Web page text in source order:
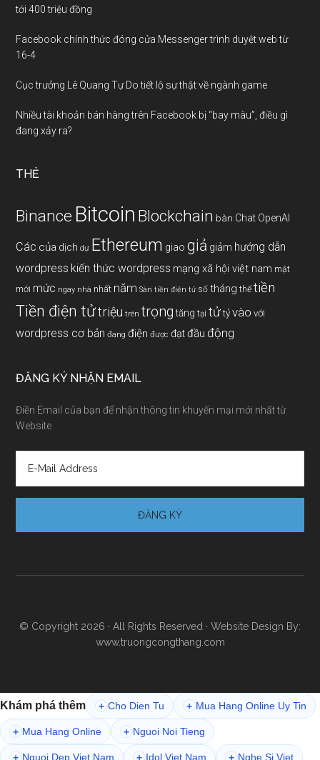
tới 400 triệu đồng
Facebook chính thức đóng cửa Messenger trình duyệt web từ
16-4
Cục trưởng Lê Quang Tự Do tiết lộ sự thật về ngành game
Nhiều tài khoản bán hàng trên Facebook bị “bay màu”, điều gì
đang xảy ra?
THẺ
Binance Bitcoin Blockchain bàn Chat OpenAI
Các của dịch dự Ethereum giao giả giảm hướng dẫn
wordpress kiến thức wordpress mạng xã hội việt nam mật
mới mức ngay nhà nhất năm Sàn tiền điện tử số tháng thế tiền
Tiền điện tửtriệu trên trọng tăng tại tử tỷ vào với
wordpress cơ bản đang điện được đạtđầu động
ĐĂNG KÝ NHẬN EMAIL
Điền Email của bạn để nhận thông tin khuyến mại mới nhất từ
Website
© Copyright 2026 · All Rights Reserved · Website Design By:
www.truongcongthang.com
Khám phá thêm + Cho Dien Tu + Mua Hang Online Uy Tin
+ Mua Hang Online + Nguoi Noi Tieng
Nguoi Dep Viet Nam Idol Viet Nam Nghe Si Viet